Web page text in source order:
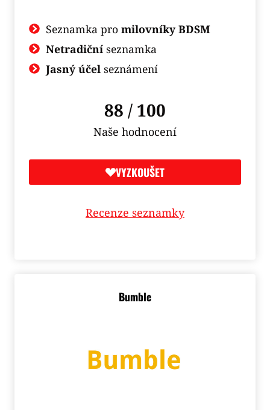
Seznamka pro milovníky BDSM
Netradičníseznamka
Jasný účel seznámení
88 / 100
Naše hodnocení
VYZKOUŠET
Recenze seznamky
Bumble